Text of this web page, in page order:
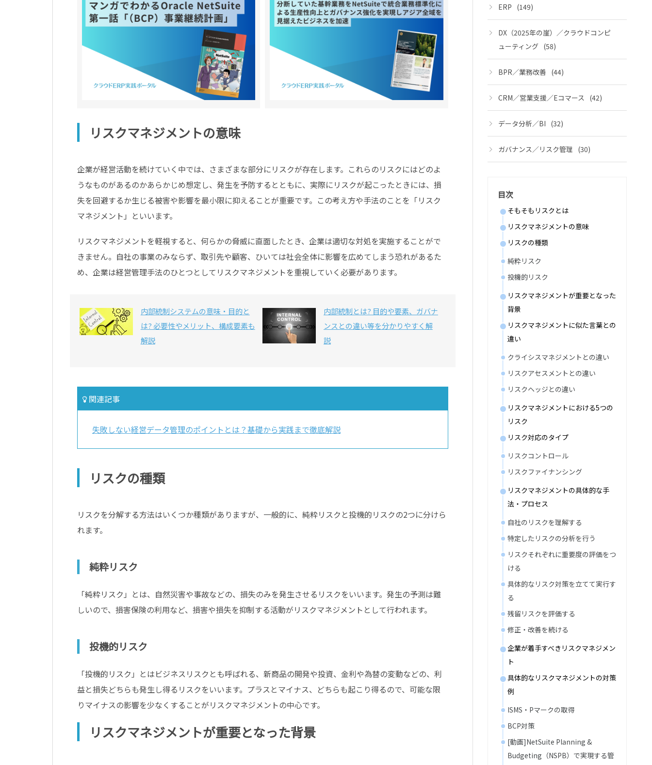
リスクマネジメントの意味
企業が経営活動を続けていく中では、さまざまな部分にリスクが存在します。これらのリスクにはどのよ
うなものがあるのかあらかじめ想定し、発生を予防するとともに、実際にリスクが起こったときには、損
失を回避するか生じる被害や影響を最小限に抑えることが重要です。この考え方や手法のことを「リスク
マネジメント」といいます。
リスクマネジメントを軽視すると、何らかの脅威に直面したとき、企業は適切な対処を実施することがで
きません。自社の事業のみならず、取引先や顧客、ひいては社会全体に影響を広めてしまう恐れがあるた
め、企業は経営管理手法のひとつとしてリスクマネジメントを重視していく必要があります。
内部統制システムの意味・目的と
は? 必要性やメリット、構成要素も
解説
内部統制とは? 目的や要素、ガバナ
ンスとの違い等を分かりやすく解
説
関連記事
失敗しない経営データ管理のポイントとは？基礎から実践まで徹底解説
リスクの種類
リスクを分解する方法はいくつか種類がありますが、一般的に、純粋リスクと投機的リスクの2つに分けら
れます。
純粋リスク
「純粋リスク」とは、自然災害や事故などの、損失のみを発生させるリスクをいいます。発生の予測は難
しいので、損害保険の利用など、損害や損失を抑制する活動がリスクマネジメントとして行われます。
投機的リスク
「投機的リスク」とはビジネスリスクとも呼ばれる、新商品の開発や投資、金利や為替の変動などの、利
益と損失どちらも発生し得るリスクをいいます。プラスとマイナス、どちらも起こり得るので、可能な限
りマイナスの影響を少なくすることがリスクマネジメントの中心です。
リスクマネジメントが重要となった背景
ERP (149)
DX（2025年の崖）／クラウドコンピ
ューティング (58)
BPR／業務改善 (44)
CRM／営業支援／Eコマース (42)
データ分析／BI (32)
ガバナンス／リスク管理 (30)
目次
そもそもリスクとは
リスクマネジメントの意味
リスクの種類
純粋リスク
投機的リスク
リスクマネジメントが重要となった
背景
リスクマネジメントに似た言葉との
違い
クライシスマネジメントとの違い
リスクアセスメントとの違い
リスクヘッジとの違い
リスクマネジメントにおける5つの
リスク
リスク対応のタイプ
リスクコントロール
リスクファイナンシング
リスクマネジメントの具体的な手
法・プロセス
自社のリスクを理解する
特定したリスクの分析を行う
リスクそれぞれに重要度の評価をつ
ける
具体的なリスク対策を立てて実行す
る
残留リスクを評価する
修正・改善を続ける
企業が着手すべきリスクマネジメン
ト
具体的なリスクマネジメントの対策
例
ISMS・Pマークの取得
BCP対策
[動画]NetSuite Planning &
Budgeting（NSPB）で実現する管